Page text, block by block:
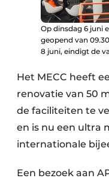
Op dinsdag 6 juni
geopend van
8 juni, eindigt de
Het MECC heeft
renovatie van 50
de faciliteiten te
en is nu een ultra
internationale
Een bezoek aan